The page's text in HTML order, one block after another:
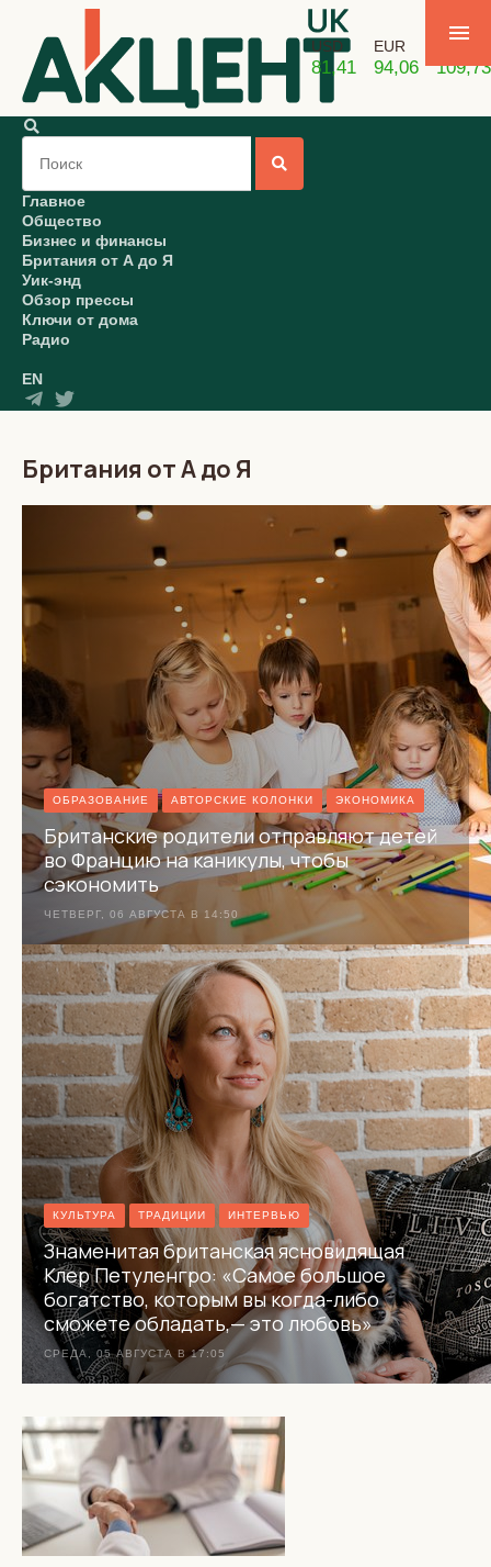
USD
81,41
EUR
94,06 109,73
Главное
Общество
Бизнес и финансы
Британия от А до Я
Уик-энд
Обзор прессы
Ключи от дома
Радио
EN
Британия от А до Я
ОБРАЗОВАНИЕ АВТОРСКИЕ КОЛОНКИ ЭКОНОМИКА
Британские родители отправляют детей
во Францию на каникулы, чтобы
сэкономить
ЧЕТВЕРГ, 06 АВГУСТА В 14:50
КУЛЬТУРА ТРАДИЦИИ ИНТЕРВЬЮ
Знаменитая британская ясновидящая
Клер Петуленгро: «Самое большое
богатство, которым вы когда-либо
сможете обладать,— это любовь»
СРЕДА, 05 АВГУСТА В 17:05